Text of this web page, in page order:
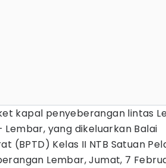
kapal penyeberangan lintas
yang dikeluarkan Balai
(BPTD) Kelas II NTB Satuan
Lembar, Jumat, 7